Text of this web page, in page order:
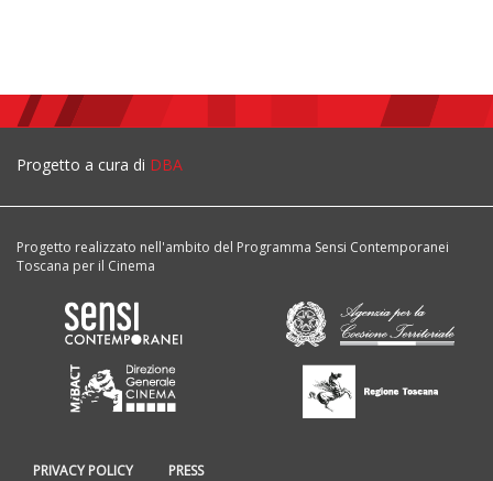
Progetto a cura di DBA
Progetto realizzato nell'ambito del Programma Sensi Contemporanei
Toscana per il Cinema
PRIVACY POLICY PRESS